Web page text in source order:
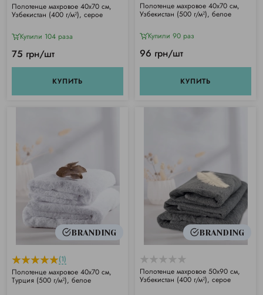
Полотенце махровое 40х70 см,
Узбекистан (400 г/м²), серое
Купили 104 раза
75 грн/шт
КУПИТЬ
Полотенце махровое 40х70 см,
Узбекистан (500 г/м²), белое
Купили 90 раз
96 грн/шт
КУПИТЬ
BRANDING
(1)
Полотенце махровое 40х70 см,
Турция (500 г/м²), белое
BRANDING
Полотенце махровое 50х90 см,
Узбекистан (400 г/м²), серое